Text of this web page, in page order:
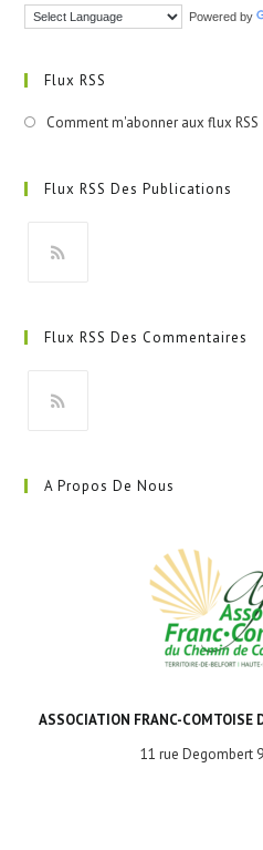
Powered by
Flux RSS
Comment m'abonner aux flux RSS
Flux RSS Des Publications
un
onglet
Flux RSS Des Commentaires
un
A Propos De Nous
ASSOCIATION FRANC-COMTOISE
11 rue Degombert